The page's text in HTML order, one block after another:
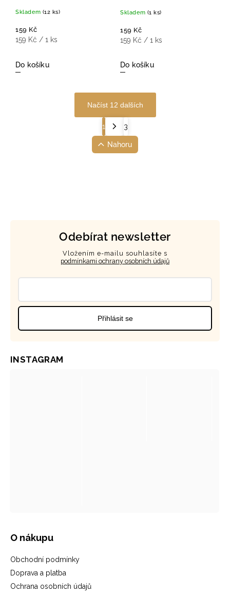
Skladem (12 ks)
159 Kč
159 Kč / 1 ks
Do košíku
Skladem (1 ks)
159 Kč
159 Kč / 1 ks
Do košíku
Načíst 12 dalších
1 3
Nahoru
Odebírat newsletter
Vložením e-mailu souhlasíte s
podmínkami ochrany osobních údajů
Přihlásit se
O nákupu
Obchodní podmínky
Doprava a platba
Ochrana osobních údajů
INSTAGRAM